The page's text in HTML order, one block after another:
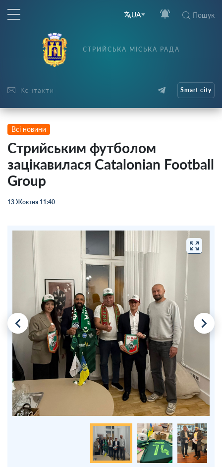
UA Пошук
Контакти
СТРИЙСЬКА МІСЬКА РАДА
Smart city
Всі новини
Стрийським футболом
зацікавилася Catalonian Football
Group
13 Жовтня 11:40